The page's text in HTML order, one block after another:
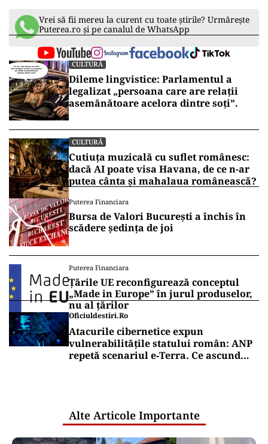
Vrei să fii mereu la curent cu toate știrile? Urmărește
Puterea.ro și pe canalul de WhatsApp
CULTURĂ
Dileme lingvistice: Parlamentul a
legalizat „persoana care are relații
asemănătoare acelora dintre soți”.
CULTURĂ
Cutiuța muzicală cu suflet românesc:
dacă AI poate visa Havana, de ce n-ar
putea cânta și mahalaua românească?
Puterea Financiara
Bursa de Valori București a închis în
scădere ședința de joi
Puterea Financiara
Țările UE reconfigurează conceptul
„Made in Europe” în jurul produselor,
nu al țărilor
Oficiuldestiri.ro
Atacurile cibernetice expun
vulnerabilitățile statului român: ANP
repetă scenariul e‑Terra. Ce ascund
Alte Articole Importante